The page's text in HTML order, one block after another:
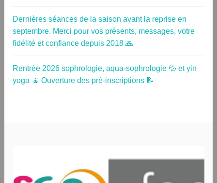
Dernières séances de la saison avant la reprise en
septembre. Merci pour vos présents, messages, votre
fidélité et confiance depuis 2018 🙏
Rentrée 2026 sophrologie, aqua-sophrologie 💦 et yin
yoga 🧘 Ouverture des pré-inscriptions 📝